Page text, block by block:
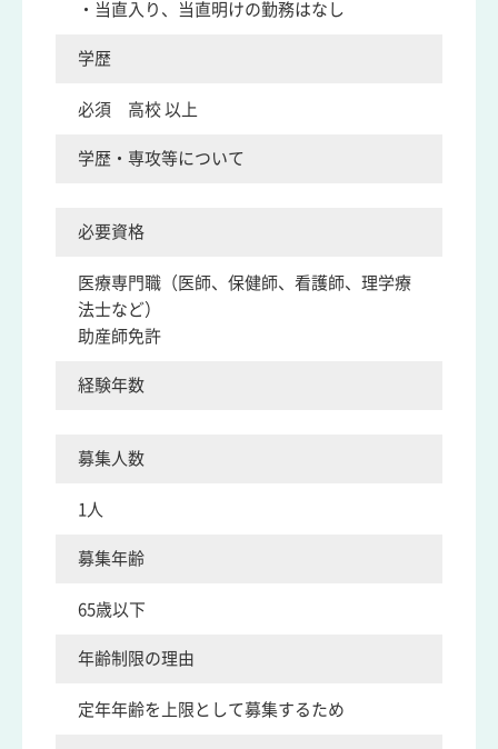
・当直入り、当直明けの勤務はなし
学歴
必須 高校 以上
学歴・専攻等について
必要資格
医療専門職（医師、保健師、看護師、理学療
法士など）
助産師免許
経験年数
募集人数
1人
募集年齢
65歳以下
年齢制限の理由
定年年齢を上限として募集するため